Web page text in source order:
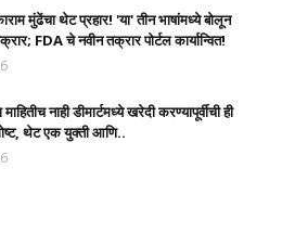
मुंढेंचा थेट प्रहार! 'या' तीन भाषांमध्ये बोलून
FDA चे नवीन तक्रार पोर्टल कार्यान्वित!
नाही डीमार्टमध्ये खरेदी करण्यापूर्वीची ही
थेट एक युक्ती आणि..